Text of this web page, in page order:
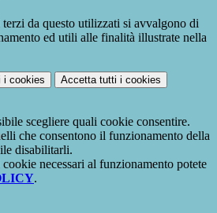
da questo utilizzati si avvalgono di
ed utili alle finalità illustrate nella
i cookies Accetta tutti i cookies
scegliere quali cookie consentire.
che consentono il funzionamento della
disabilitarli.
necessari al funzionamento potete
.